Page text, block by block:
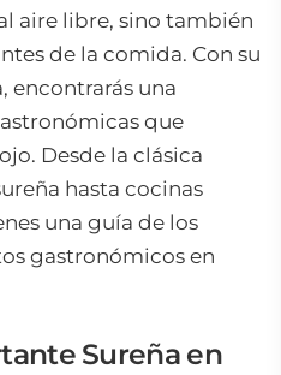
aire libre, sino también
de la comida. Con su
encontrarás una
que
Desde la clásica
hasta cocinas
una guía de los
gastronómicos en
Sureña en